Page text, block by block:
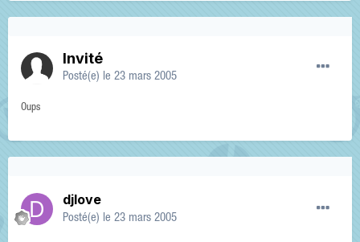
Invité
Posté(e) le 23 mars 2005
Oups
djlove
Posté(e) le 23 mars 2005